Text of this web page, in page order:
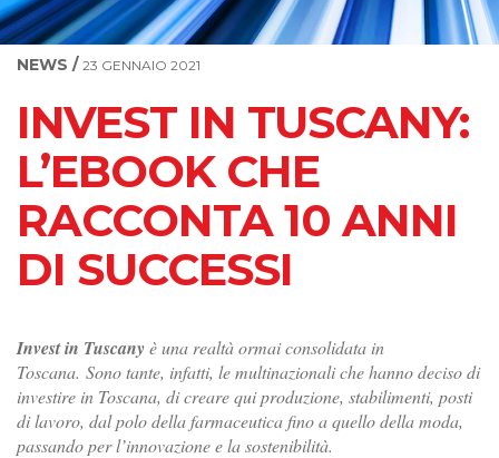
NEWS / 23 GENNAIO 2021
INVEST IN TUSCANY:
L’EBOOK CHE
RACCONTA 10 ANNI
DI SUCCESSI
Invest in Tuscanyè una realtà ormai consolidata in
Toscana.Sono tante, infatti, le multinazionali che hanno deciso di
investire in Toscana, di creare qui produzione, stabilimenti, posti
di lavoro, dal polo della farmaceutica fino a quello della moda,
passando per l’innovazione e la sostenibilità.